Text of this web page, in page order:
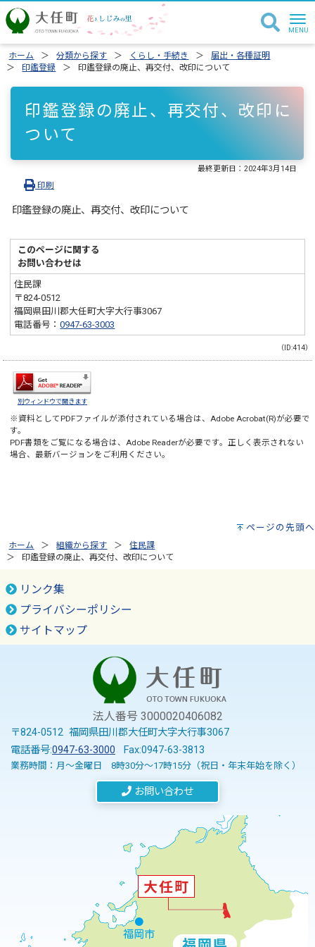
ホーム 分類から探す くらし・手続き
届出・各種証明
印鑑登録
印鑑登録の廃止、再交付、改印について
印鑑登録の廃止、再交付、改印に
ついて
最終更新日：2024年3月14日
印刷
印鑑登録の廃止、再交付、改印について
このページに関する
お問い合わせは
住民課
〒824-0512
福岡県田川郡大任町大字大行事3067
電話番号：0947-63-3003
（ID:414）
別ウィンドウで開きます
※資料としてPDFファイルが添付されている場合は、Adobe Acrobat(R)が必要で
す。
PDF書類をご覧になる場合は、Adobe Readerが必要です。正しく表示されない
場合、最新バージョンをご利用ください。
ページの先頭へ
ホーム 組織から探す
住民課
印鑑登録の廃止、再交付、改印について
リンク集
プライバシーポリシー
サイトマップ
法人番号 3000020406082
〒824-0512 福岡県田川郡大任町大字大行事3067
電話番号:0947-63-3000 Fax:0947-63-3813
業務時間：月～金曜日 8時30分～17時15分（祝日・年末年始を除く）
お問い合わせ